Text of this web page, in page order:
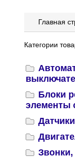
Главная
Категории
Блоки
элементы
Датчики